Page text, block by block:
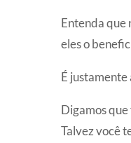
Entenda que
eles o
É
Digamos
Talvez você